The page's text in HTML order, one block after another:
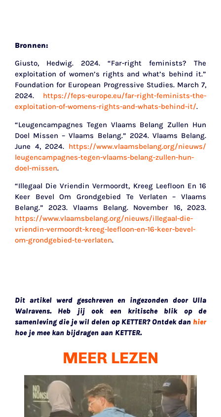
Bronnen:
Giusto, Hedwig. 2024. “Far-right feminists? The
exploitation of women’s rights and what’s behind it.”
Foundation for European Progressive Studies. March 7,
2024. https://feps-europe.eu/far-right-feminists-the-
exploitation-of-womens-rights-and-whats-behind-it/.
“Leugencampagnes Tegen Vlaams Belang Zullen Hun
Doel Missen – Vlaams Belang.” 2024. Vlaams Belang.
June 4, 2024. https://www.vlaamsbelang.org/nieuws/
leugencampagnes-tegen-vlaams-belang-zullen-hun-
doel-missen.
“Illegaal Die Vriendin Vermoordt, Kreeg Leefloon En 16
Keer Bevel Om Grondgebied Te Verlaten – Vlaams
Belang.” 2023. Vlaams Belang. November 16, 2023.
https://www.vlaamsbelang.org/nieuws/illegaal-die-
vriendin-vermoordt-kreeg-leefloon-en-16-keer-bevel-
om-grondgebied-te-verlaten.
Dit artikel werd geschreven en ingezonden door Ulla
Walravens. Heb jij ook een kritische blik op de
samenleving die je wil delen op KETTER? Ontdek dan hier
hoe je mee kan bijdragen aan KETTER.
MEER LEZEN